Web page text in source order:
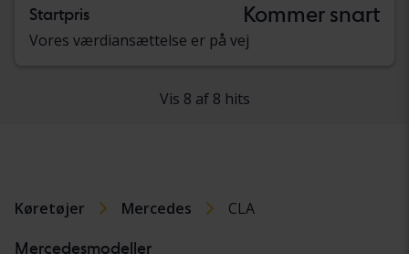
Startpris Kommer snart
Vores værdiansættelse er på vej
Vis 8 af 8 hits
Køretøjer Mercedes CLA
Mercedesmodeller